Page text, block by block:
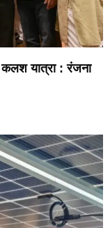
यात्रा : रंजना